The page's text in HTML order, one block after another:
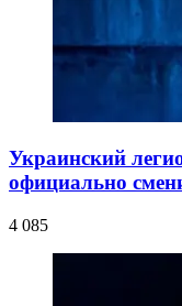
Украинский
официально
4 085